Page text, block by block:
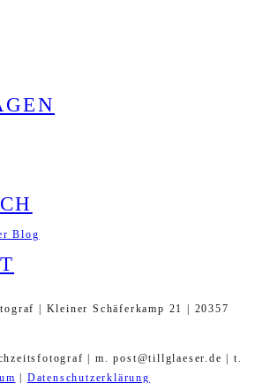
Blog
| Kleiner Schäferkamp 21 | 20357
| m. post@tillglaeser.de | t.
Datenschutzerklärung